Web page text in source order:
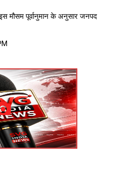
मौसम पूर्वानुमान के अनुसार जनपद